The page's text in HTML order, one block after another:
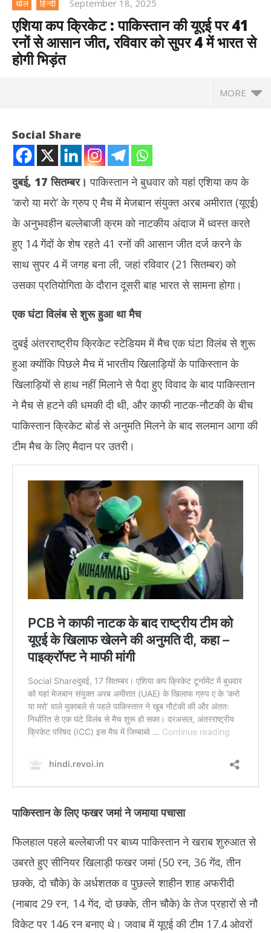
खेल हिन्दी September 18, 2025
एशिया कप क्रिकेट : पाकिस्तान की यूएई पर 41
रनों से आसान जीत, रविवार को सुपर 4 में भारत से
होगी भिड़ंत
MORE
सुपर 4 में भारत से होगी भिड़ंत
18, 2025
Social Share
दुबई, 17 सितम्बर। पाकिस्तान ने बुधवार को यहां एशिया कप के
‘करो या मरो’ के ग्रुप ए मैच में मेजबान संयुक्त अरब अमीरात (यूएई)
के अनुभवहीन बल्लेबाजी क्रम को नाटकीय अंदाज में ध्वस्त करते
हुए 14 गेंदों के शेष रहते 41 रनों की आसान जीत दर्ज करने के
साथ सुपर 4 में जगह बना ली, जहां रविवार (21 सितम्बर) को
उसका प्रतियोगिता के दौरान दूसरी बाह भारत से सामना होगा।
एक घंटा विलंब से शुरू हुआ था मैच
दुबई अंतरराष्ट्रीय क्रिकेट स्टेडियम में मैच एक घंटा विलंब से शुरू
हुआ क्योंकि पिछले मैच में भारतीय खिलाड़ियों के पाकिस्तान के
खिलाड़ियों से हाथ नहीं मिलाने से पैदा हुए विवाद के बाद पाकिस्तान
ने मैच से हटने की धमकी दी थी, और काफी नाटक-नौटकी के बीच
पाकिस्तान क्रिकेट बोर्ड से अनुमति मिलने के बाद सलमान आगा की
टीम मैच के लिए मैदान पर उतरी।
पाकिस्तान के लिए फखर जमां ने जमाया पचासा
फिलहाल पहले बल्लेबाजी पर बाध्य पाकिस्तान ने खराब शुरुआत से
उबरते हुए सीनियर खिलाड़ी फखर जमां (50 रन, 36 गेंद, तीन
छक्के, दो चौके) के अर्धशतक व पुछल्ले शाहीन शाह अफरीदी
(नाबाद 29 रन, 14 गेंद, दो छक्के, तीन चौके) के तेज प्रहारों से नौ
विकेट पर 146 रन बनाए थे। जवाब में यूएई की टीम 17.4 ओवरों